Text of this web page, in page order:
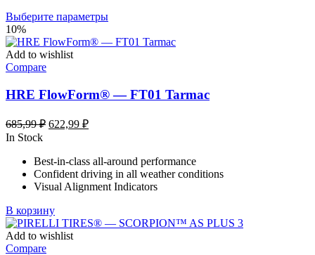
Выберите параметрыЭтот
имеет
можно
10%
Add to wishlist
Compare
HRE FlowForm® — FT01 Tarmac
685,99₽ Первоначальная
685,99 ₽.
622,99 ₽Текущая
In Stock
Best-in-class all-around performance
Confident driving in all weather conditions
Visual Alignment Indicators
В корзину
Add to wishlist
Compare